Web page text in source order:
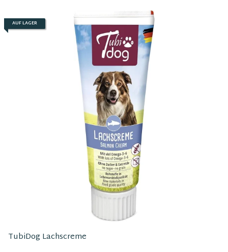
AUF LAGER
TubiDog Lachscreme